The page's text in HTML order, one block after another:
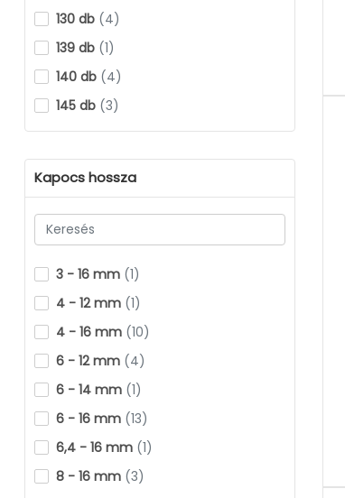
130 db (4)
139 db (1)
140 db (4)
145 db (3)
152 db(2)
157 db(1)
160 db(8)
168 db
180 db(12)
185 db(1)
190 db(1)
230 db(2)
390 db(8)
Kapocs hossza
3 - 16 mm (1)
4 - 12 mm (1)
4 - 16 mm (10)
6 - 12 mm (4)
6 - 14 mm (1)
6 - 16 mm (13)
6,4 - 16 mm (1)
8 - 16 mm (3)